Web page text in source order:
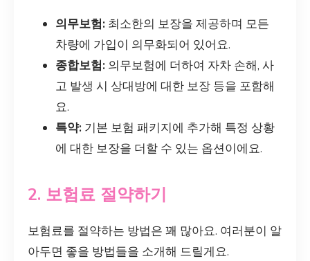
의무보험: 최소한의 보장을 제공하며 모든
차량에 가입이 의무화되어 있어요.
종합보험: 의무보험에 더하여 자차 손해, 사
고 발생 시 상대방에 대한 보장 등을 포함해
요.
특약: 기본 보험 패키지에 추가해 특정 상황
에 대한 보장을 더할 수 있는 옵션이에요.
2. 보험료 절약하기
보험료를 절약하는 방법은 꽤 많아요. 여러분이 알
아두면 좋을 방법들을 소개해 드릴게요.